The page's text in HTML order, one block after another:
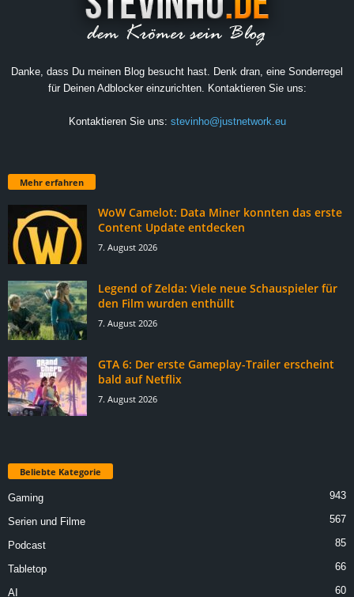
Danke, dass Du meinen Blog besucht hast. Denk dran, eine Sonderregel
für Deinen Adblocker einzurichten. Kontaktieren Sie uns:
Kontaktieren Sie uns: stevinho@justnetwork.eu
Mehr erfahren
WoW Camelot: Data Miner konnten das erste
Content Update entdecken
7. August 2026
Legend of Zelda: Viele neue Schauspieler für
den Film wurden enthüllt
7. August 2026
GTA 6: Der erste Gameplay-Trailer erscheint
bald auf Netflix
7. August 2026
Beliebte Kategorie
Gaming 943
Serien und Filme 567
Podcast 85
Tabletop 66
AI 60